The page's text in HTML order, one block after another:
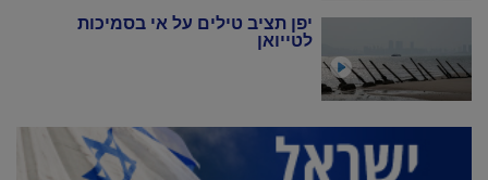
יפן תציב טילים על אי בסמיכות
לטייואן